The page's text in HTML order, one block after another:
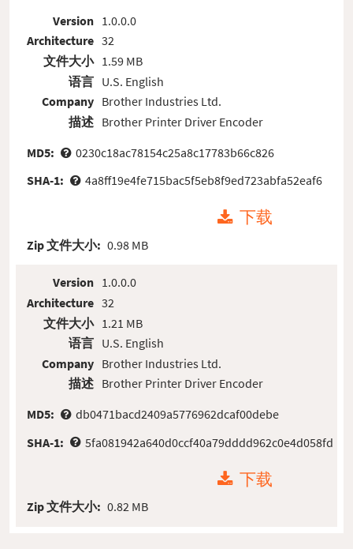
Version
Architecture
文件大小
语言
Company
描述
1.0.0.0
32
1.59 MB
U.S. English
Brother Industries Ltd.
Brother Printer Driver Encoder
MD5:
0230c18ac78154c25a8c17783b66c826
SHA-1:
4a8ff19e4fe715bac5f5eb8f9ed723abfa52eaf6
下载
Zip 文件大小: 0.98 MB
Version
Architecture
文件大小
语言
Company
描述
1.0.0.0
32
1.21 MB
U.S. English
Brother Industries Ltd.
Brother Printer Driver Encoder
MD5:
db0471bacd2409a5776962dcaf00debe
SHA-1:
5fa081942a640d0ccf40a79dddd962c0e4d058fd
下载
Zip 文件大小: 0.82 MB